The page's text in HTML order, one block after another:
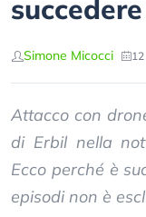
Simone Micocci
Attacco con
di Erbil nella
Ecco perché è
episodi non è